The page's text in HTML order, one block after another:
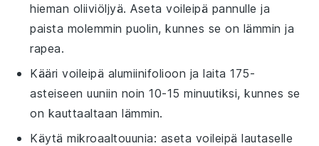
hieman oliiviöljyä. Asetavoileipä pannulle ja
paista molemmin puolin, kunnes se on lämmin ja
rapea.
Käärivoileipä alumiinifolioon ja laita 175-
asteiseen uuniin noin 10-15 minuutiksi, kunnes se
on kauttaaltaan lämmin.
Käytä mikroaaltouunia: aseta voileipä lautaselle